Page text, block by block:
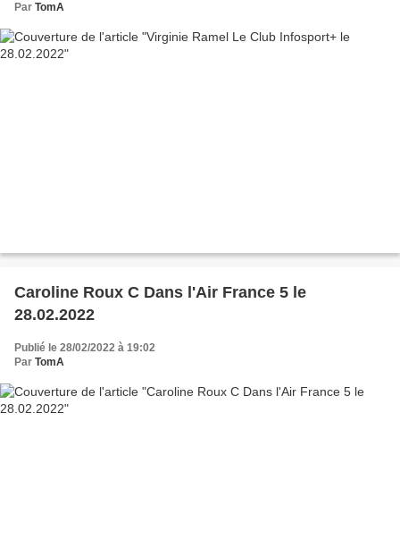
Par TomA
Caroline Roux C Dans l'Air France 5 le
28.02.2022
Publié le 28/02/2022 à 19:02
Par TomA